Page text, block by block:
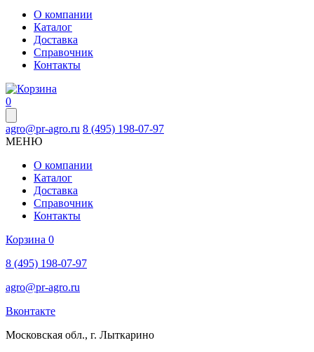
О компании
Каталог
Доставка
Справочник
Контакты
0
agro@pr-agro.ru 8 (495) 198-07-97
МЕНЮ
О компании
Каталог
Доставка
Справочник
Контакты
Корзина 0
8 (495) 198-07-97
agro@pr-agro.ru
Вконтакте
Московская обл., г. Лыткарино